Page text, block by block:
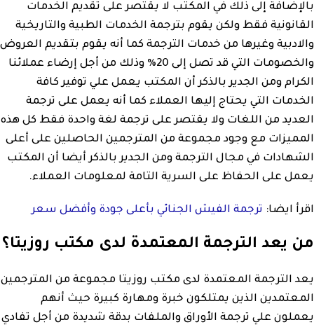
بالإضافة إلى ذلك في المكتب لا يقتصر على تقديم الخدمات
القانونية فقط ولكن يقوم بترجمة الخدمات الطبية والتاريخية
والادبية وغيرها من خدمات الترجمة كما أنه يقوم بتقديم العروض
والخصومات التي قد تصل إلى 20% وذلك من أجل إرضاء عملائنا
الكرام ومن الجدير بالذكر أن المكتب يعمل علي توفير كافة
الخدمات التي يحتاج إليها العملاء كما أنه يعمل على ترجمة
العديد من اللغات ولا يقتصر على ترجمة لغة واحدة فقط كل هذه
المميزات مع وجود مجموعة من المترجمين الحاصلين على أعلى
الشهادات في مجال الترجمة ومن الجدير بالذكر أيضا أن المكتب
يعمل على الحفاظ على السرية التامة لمعلومات العملاء.
اقرأ ايضا: ترجمة الفيش الجنائي بأعلى جودة وأفضل سعر
من يعد الترجمة المعتمدة لدى مكتب روزيتا؟
يعد الترجمة المعتمدة لدى مكتب روزيتا مجموعة من المترجمين
المعتمدين الذين يمتلكون خبرة ومهارة كبيرة حيث أنهم
يعملون علي ترجمة الأوراق والملفات بدقة شديدة من أجل تفادي